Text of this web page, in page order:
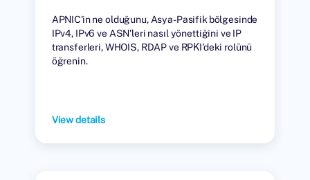
APNIC'in ne olduğunu, Asya-Pasifik bölgesinde
IPv4, IPv6 ve ASN'leri nasıl yönettiğini ve IP
transferleri, WHOIS, RDAP ve RPKI'deki rolünü
öğrenin.
View details